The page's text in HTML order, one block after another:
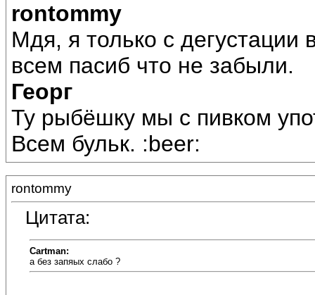
rontommy
Мдя, я только с дегустации
всем пасиб что не забыли.
Георг
Ту рыбёшку мы с пивком
Всем бульк. :beer:
rontommy
Цитата:
Cartman:
а без запяых слабо ?